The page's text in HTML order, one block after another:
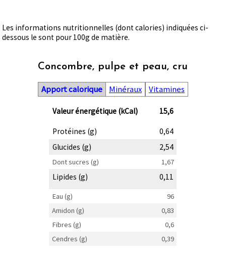
Les informations nutritionnelles (dont calories) indiquées ci-
dessous le sont pour 100g de matière.
Concombre, pulpe et peau, cru
Apport calorique Minéraux Vitamines
Valeur énergétique (kCal) 15,6
Protéines (g)
0,64
Glucides (g)
2,54
Dont sucres (g) 1,67
Lipides (g) 0,11
Eau (g)
96
Amidon (g)
0,83
Fibres (g)
0,6
Cendres (g)
0,39